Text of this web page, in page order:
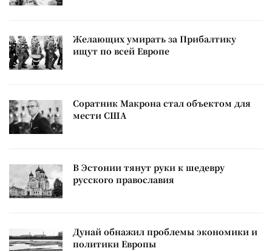
Желающих умирать за Прибалтику
ищут по всей Европе
Соратник Макрона стал объектом для
мести США
В Эстонии тянут руки к шедевру
русского православия
Дунай обнажил проблемы экономики и
политики Европы